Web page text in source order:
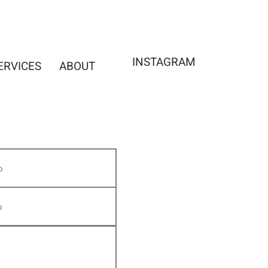
ABOUT INSTAGRAM